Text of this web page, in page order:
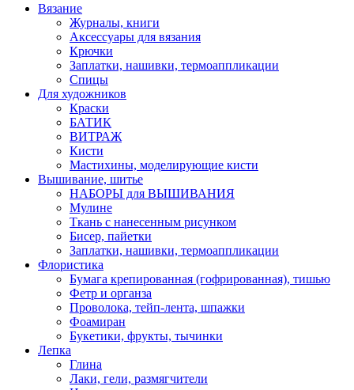
Вязание
Журналы, книги
Аксессуары для вязания
Крючки
Заплатки, нашивки, термоаппликации
Спицы
Для художников
Краски
БАТИК
ВИТРАЖ
Кисти
Мастихины, моделирующие кисти
Вышивание, шитье
НАБОРЫ для ВЫШИВАНИЯ
Мулине
Ткань с нанесенным рисунком
Бисер, пайетки
Заплатки, нашивки, термоаппликации
Флористика
Бумага крепированная (гофрированная), тишью
Фетр и органза
Проволока, тейп-лента, шпажки
Фоамиран
Букетики, фрукты, тычинки
Лепка
Глина
Лаки, гели, размягчители